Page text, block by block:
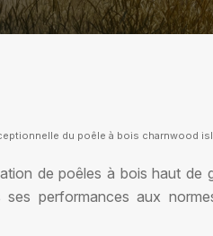
du poêle à bois charnwood
de poêles à bois haut
ses performances aux